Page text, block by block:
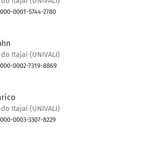
0001-5744-2780
Itajaí (UNIVALI)
0002-7319-8869
Itajaí (UNIVALI)
0003-3307-8229